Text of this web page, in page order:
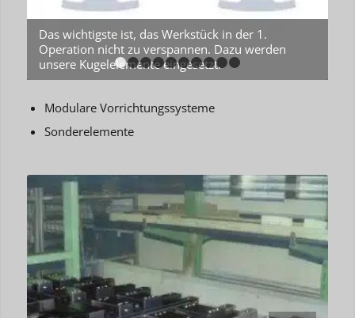
Das wichtigste ist, das Werkstück in der 1.
Operation nicht zu verspannen. Dazu werden
unsere Kugelelemente eingesetzt.
1 2 3 4
Modulare Vorrichtungssysteme
Sonderelemente